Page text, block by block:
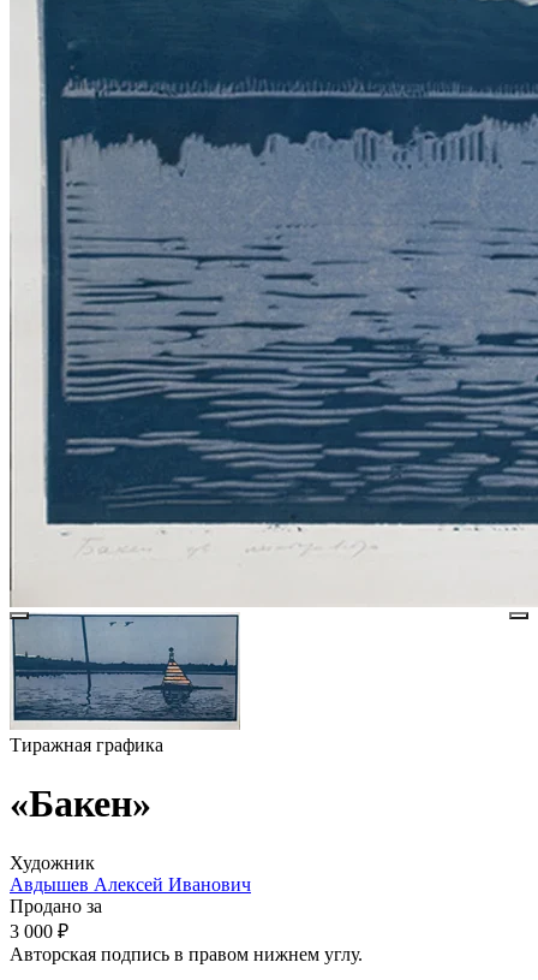
Тиражная графика
«Бакен»
Художник
Авдышев Алексей Иванович
Продано за
3 000 ₽
Авторская подпись в правом нижнем углу.